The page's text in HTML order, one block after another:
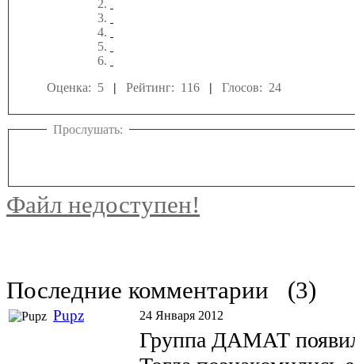
Оценка: 5 | Рейтинг: 116 |
Прослушать:
Файл недоступен!
Последние комментарии (3)
Pupz 24 Января 2012
Группа ДАМАТ